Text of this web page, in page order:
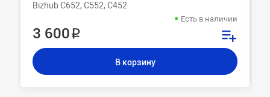
Bizhub C652, C552, C452
Есть в наличии
3 600 ₽
В корзину